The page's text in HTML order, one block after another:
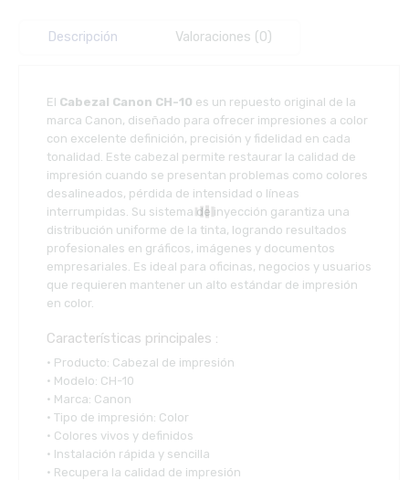
Descripción Valoraciones (0)
El Cabezal Canon CH-10 es un repuesto original de la
marca Canon, diseñado para ofrecer impresiones a color
con excelente definición, precisión y fidelidad en cada
tonalidad. Este cabezal permite restaurar la calidad de
impresión cuando se presentan problemas como colores
desalineados, pérdida de intensidad o líneas
interrumpidas. Su sistema de inyección garantiza una
distribución uniforme de la tinta, logrando resultados
profesionales en gráficos, imágenes y documentos
empresariales. Es ideal para oficinas, negocios y usuarios
que requieren mantener un alto estándar de impresión
en color.
Características principales :
• Producto: Cabezal de impresión
• Modelo: CH-10
• Marca: Canon
• Tipo de impresión: Color
• Colores vivos y definidos
• Instalación rápida y sencilla
• Recupera la calidad de impresión